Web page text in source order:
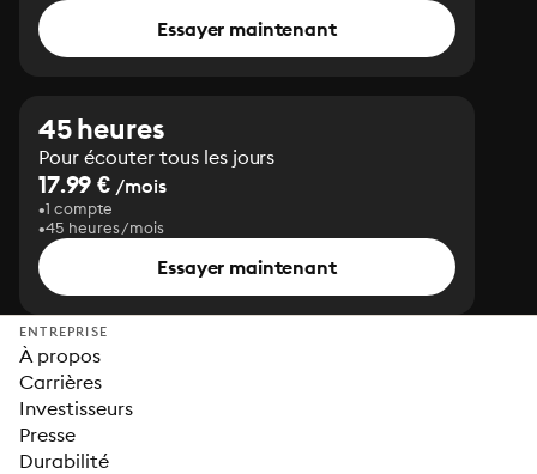
Essayer maintenant
45 heures
Pour écouter tous les jours
17.99 € /mois
1 compte
45 heures/mois
Essayer maintenant
ENTREPRISE
À propos
Carrières
Investisseurs
Presse
Durabilité